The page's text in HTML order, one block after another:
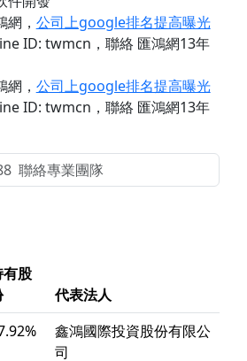
網 ， 公司上google排名提高曝光
ID: twmcn ，聯絡 匯鴻網13年
網 ， 公司上google排名提高曝光
ID: twmcn ，聯絡 匯鴻網13年
有股
代表法人
鑫鴻國際投資股份有限公
司